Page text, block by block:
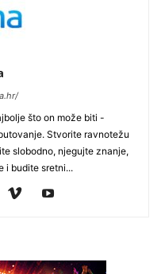
što on može biti -
Stvorite ravnotežu
slobodno, njegujte znanje,
i budite sretni...